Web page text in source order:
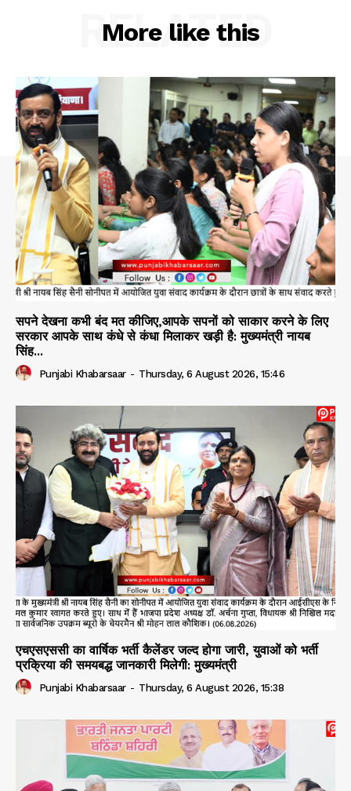
More like this
RELATED
सपने देखना कभी बंद मत कीजिए,आपके सपनों को साकार करने के लिए
सरकार आपके साथ कंधे से कंधा मिलाकर खड़ी है: मुख्यमंत्री नायब
सिंह...
Punjabi Khabarsaar - Thursday, 6 August 2026, 15:46
एचएसएससी का वार्षिक भर्ती कैलेंडर जल्द होगा जारी, युवाओं को भर्ती
प्रक्रिया की समयबद्ध जानकारी मिलेगी: मुख्यमंत्री
Punjabi Khabarsaar - Thursday, 6 August 2026, 15:38